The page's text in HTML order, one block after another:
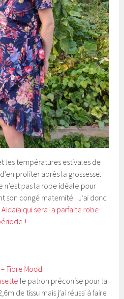
les températures estivales de
profiter après la grossesse.
n’est pas la robe idéale pour
son congé maternité ! J’ai donc
qui sera la parfaite robe
!
Fibre Mood
le patron préconise pour la
de tissu mais j’ai réussi à faire